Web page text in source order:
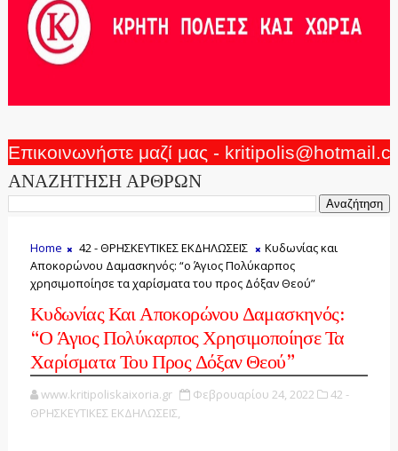
Επικοινωνήστε μαζί μας -
ΑΝΑΖΗΤΗΣΗ ΑΡΘΡΩΝ
Home 42 - ΘΡΗΣΚΕΥΤΙΚΕΣ ΕΚΔΗΛΩΣΕΙΣ
Κυδωνίας και
Αποκορώνου Δαμασκηνός: “ο Άγιος Πολύκαρπος
χρησιμοποίησε τα χαρίσματα του προς Δόξαν Θεού”
Κυδωνίας Και Αποκορώνου Δαμασκηνός:
“ο Άγιος Πολύκαρπος Χρησιμοποίησε Τα
Χαρίσματα Του Προς Δόξαν Θεού”
www.kritipoliskaixoria.gr Φεβρουαρίου 24, 2022
42 -
ΘΡΗΣΚΕΥΤΙΚΕΣ ΕΚΔΗΛΩΣΕΙΣ,